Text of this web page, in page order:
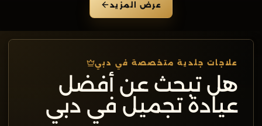
عرض المزيد
علاجات جلدية متخصصة في دبي
هل تبحث عن أفضل
عيادة تجميل في دبي